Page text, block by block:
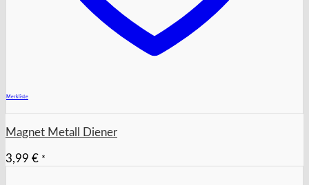
Merkliste
Magnet Metall Diener
3,99 € *